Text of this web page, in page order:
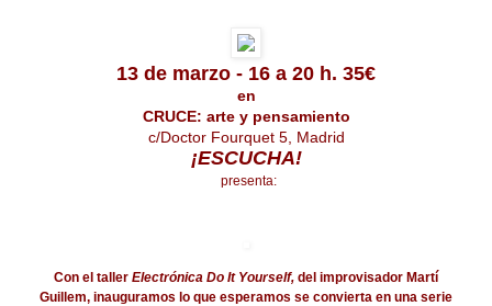
13 de marzo - 16 a 20 h. 35€
en
CRUCE: arte y pensamiento
c/Doctor Fourquet 5, Madrid
¡ESCUCHA!
presenta:
Con el taller Electrónica Do It Yourself, del improvisador Martí
Guillem, inauguramos lo que esperamos se convierta en una serie